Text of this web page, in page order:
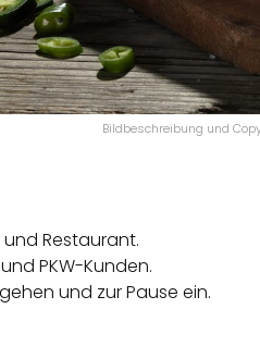
Bildbeschreibung und
Restaurant.
PKW-Kunden.
und zur Pause ein.